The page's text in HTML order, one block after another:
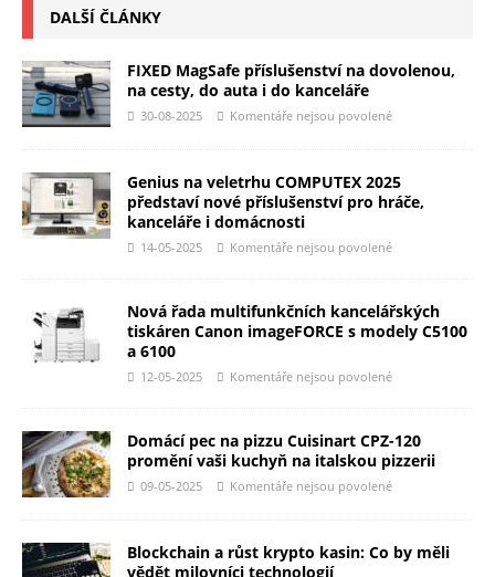
DALŠÍ ČLÁNKY
FIXED MagSafe příslušenství na dovolenou,
na cesty, do auta i do kanceláře
30-08-2025 Komentáře nejsou povolené
Genius na veletrhu COMPUTEX 2025
představí nové příslušenství pro hráče,
kanceláře i domácnosti
14-05-2025 Komentáře nejsou povolené
Nová řada multifunkčních kancelářských
tiskáren Canon imageFORCE s modely C5100
a 6100
12-05-2025 Komentáře nejsou povolené
Domácí pec na pizzu Cuisinart CPZ-120
promění vaši kuchyň na italskou pizzerii
09-05-2025 Komentáře nejsou povolené
Blockchain a růst krypto kasin: Co by měli
vědět milovníci technologií